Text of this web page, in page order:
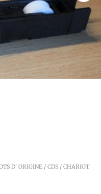
D' ORIGINE / CDS / CHARIOT